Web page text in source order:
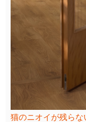
猫のニオイが残ら